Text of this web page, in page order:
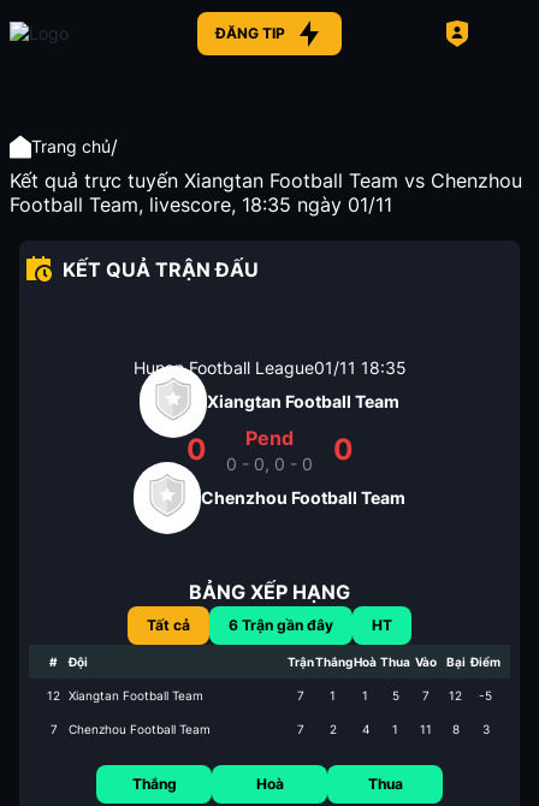
ĐĂNG TIP
Trang chủ/
Kết quả trực tuyến Xiangtan Football Team vs Chenzhou
Football Team, livescore, 18:35 ngày 01/11
KẾT QUẢ TRẬN ĐẤU
Hunan Football League01/11 18:35
Xiangtan Football Team
0 Pend
0 - 0, 0 - 0 0
Chenzhou Football Team
BẢNG XẾP HẠNG
Tất cả 6 Trận gần đây HT
# Đội TrậnThắngHoà Thua Vào Bại Điểm
12 Xiangtan Football Team 7 1 1 5 7 12 -5
7 Chenzhou Football Team 7 2 4 1 11 8 3
Thắng Hoà Thua